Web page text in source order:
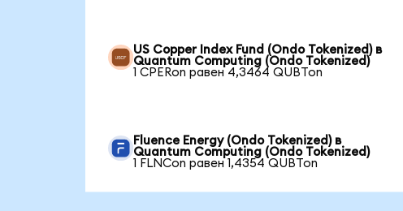
US Copper Index Fund (Ondo Tokenized) в
Quantum Computing (Ondo Tokenized)
1 CPERon равен 4,3464 QUBTon
Fluence Energy (Ondo Tokenized) в
Quantum Computing (Ondo Tokenized)
1 FLNCon равен 1,4354 QUBTon